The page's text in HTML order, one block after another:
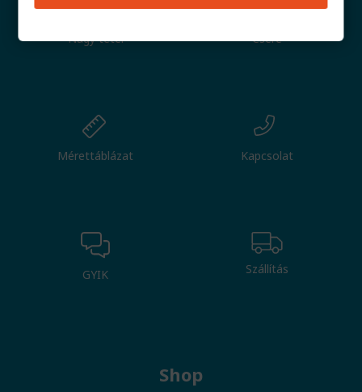
Nagy tétel Csere
Mérettáblázat Kapcsolat
GYIK Szállítás
Shop